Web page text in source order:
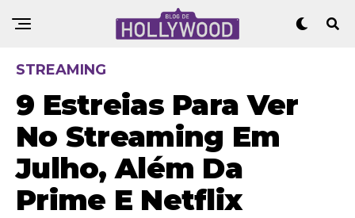
STREAMING
9 Estreias Para Ver
No Streaming Em
Julho, Além Da
Prime E Netflix